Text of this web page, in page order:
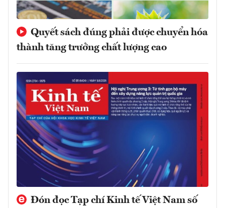
Quyết sách đúng phải được chuyển hóa
thành tăng trưởng chất lượng cao
Đón đọc Tạp chí Kinh tế Việt Nam số